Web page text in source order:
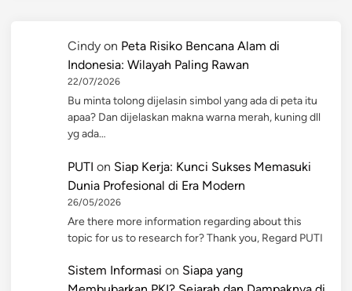
Cindy on Peta Risiko Bencana Alam di
Indonesia: Wilayah Paling Rawan
22/07/2026
Bu minta tolong dijelasin simbol yang ada di peta itu
apaa? Dan dijelaskan makna warna merah, kuning dll
yg ada…
PUTI on Siap Kerja: Kunci Sukses Memasuki
Dunia Profesional di Era Modern
26/05/2026
Are there more information regarding about this
topic for us to research for? Thank you, Regard PUTI
Sistem Informasi on Siapa yang